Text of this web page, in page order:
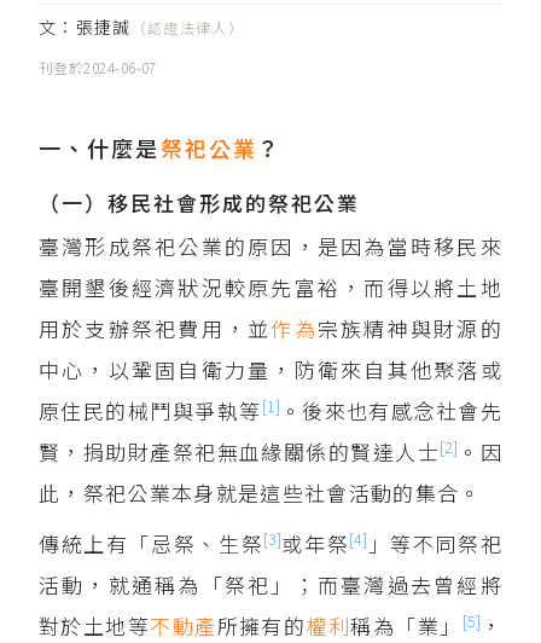
文： 張捷誠 （認證法律人）
刊登於2024-06-07
一、什麼是祭祀公業 ？
（一）移民社會形成的祭祀公業
臺灣形成祭祀公業的原因，是因為當時移民來
臺開墾後經濟狀況較原先富裕，而得以將土地
用於支辦祭祀費用，並作為宗族精神與財源的
中心，以鞏固自衛力量，防衛來自其他聚落或
原住民的械鬥與爭執等[1] 。後來也有感念社會先
賢，捐助財產祭祀無血緣關係的賢達人士[2] 。因
此，祭祀公業本身就是這些社會活動的集合。
傳統上有「忌祭、生祭[3]或年祭[4] 」等不同祭祀
活動，就通稱為「祭祀」；而臺灣過去曾經將
對於土地等不動產所擁有的權利稱為「業」 [5] ，